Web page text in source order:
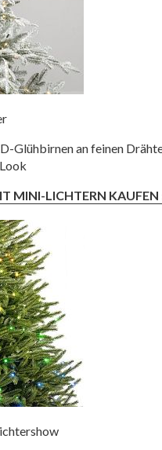
Glühbirnen an feinen
MINI-LICHTERN KAUFEN